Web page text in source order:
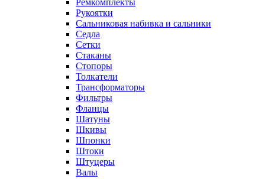
Ремкомплекты
Рукоятки
Сальниковая набивка и сальники
Седла
Сетки
Стаканы
Стопоры
Толкатели
Трансформаторы
Фильтры
Фланцы
Шатуны
Шкивы
Шпонки
Штоки
Штуцеры
Валы